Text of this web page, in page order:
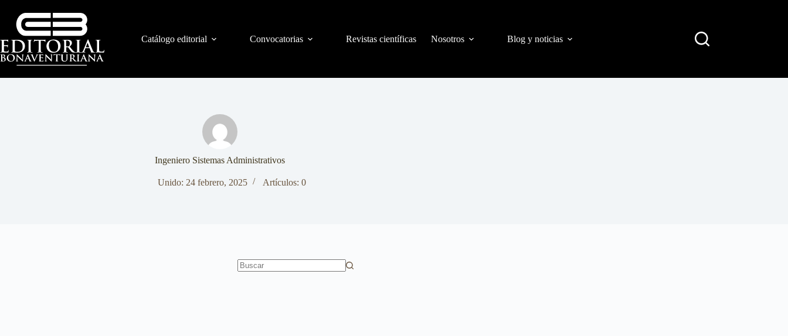
Catálogo editorial Convocatorias Revistas científicas Nosotros Blog y noticias
Ingeniero Sistemas Administrativos
Unido: 24 febrero, 2025 Artículos: 0